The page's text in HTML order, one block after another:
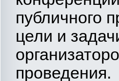
публичного
цели и
проведения.